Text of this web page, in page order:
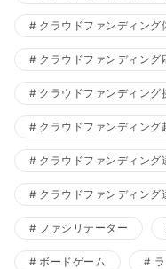
クラウドファンディング
クラウドファンディング
クラウドファンディング
クラウドファンディング
クラウドファンディング
クラウドファンディング
ファシリテーター
ボードゲーム